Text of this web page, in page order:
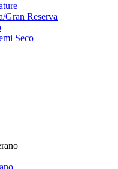
Gran Reserva
Seco